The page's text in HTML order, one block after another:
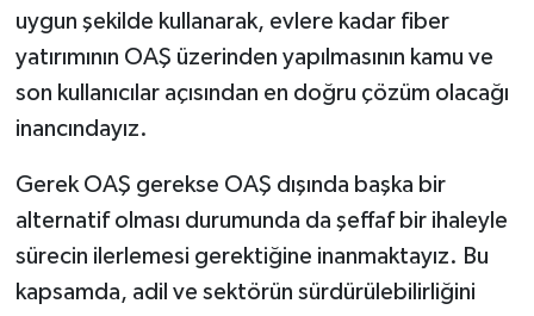
uygun şekilde kullanarak, evlere kadar fiber
yatırımının OAŞ üzerinden yapılmasının kamu ve
son kullanıcılar açısından en doğru çözüm olacağı
inancındayız.
Gerek OAŞ gerekse OAŞ dışında başka bir
alternatif olması durumunda da şeffaf bir ihaleyle
sürecin ilerlemesi gerektiğine inanmaktayız. Bu
kapsamda, adil ve sektörün sürdürülebilirliğini